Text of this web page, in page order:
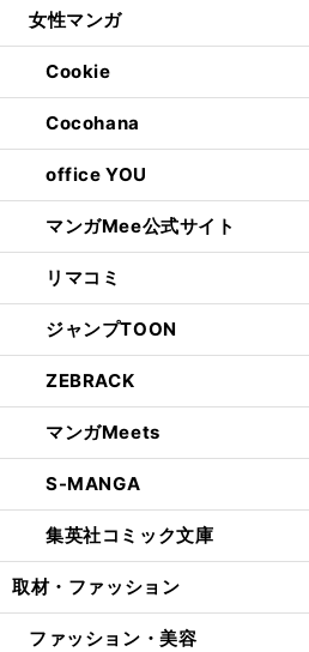
女性マンガ
Cookie
Cocohana
office YOU
マンガMee公式サイト
リマコミ
ジャンプTOON
ZEBRACK
マンガMeets
S-MANGA
集英社コミック文庫
取材・ファッション
ファッション・美容